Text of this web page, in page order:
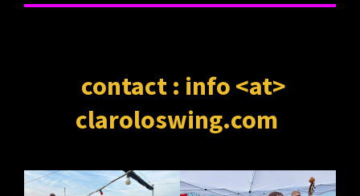
contact : info <at>
claroloswing.com